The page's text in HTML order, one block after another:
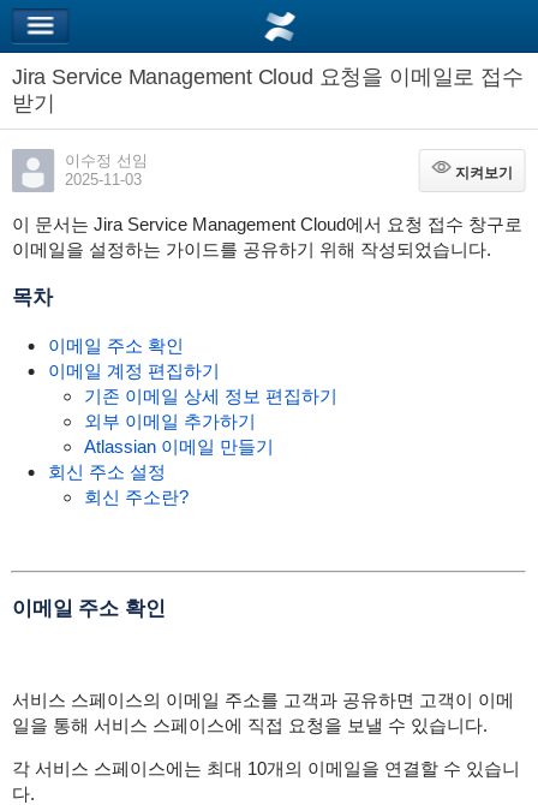
Jira Service Management Cloud 요청을 이메일로 접수
받기
이수정 선임
2025-11-03
지켜보기
지켜보기
이 문서는 Jira Service Management Cloud에서 요청 접수 창구로
이메일을 설정하는 가이드를 공유하기 위해 작성되었습니다.
목차
이메일 주소 확인
이메일 계정 편집하기
기존 이메일 상세 정보 편집하기
외부 이메일 추가하기
Atlassian 이메일 만들기
회신 주소 설정
회신 주소란?
이메일 주소 확인
서비스 스페이스의 이메일 주소를 고객과 공유하면 고객이 이메
일을 통해 서비스 스페이스에 직접 요청을 보낼 수 있습니다.
각 서비스 스페이스에는 최대 10개의 이메일을 연결할 수 있습니
다.